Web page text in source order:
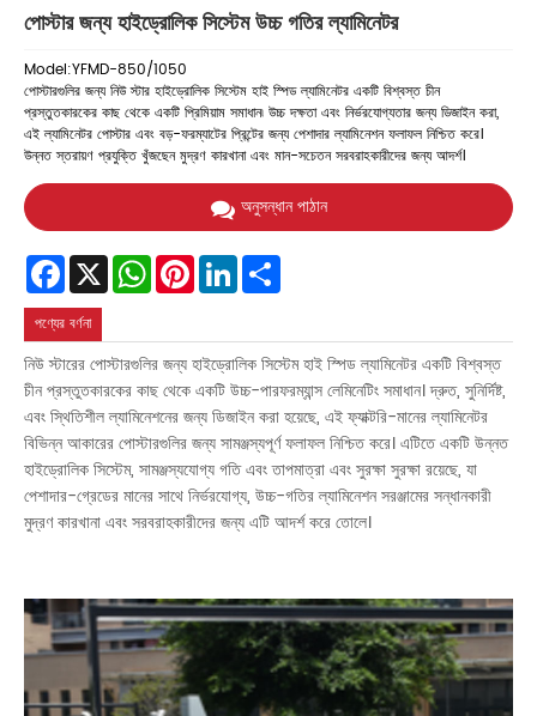
পোস্টার জন্য হাইড্রোলিক সিস্টেম উচ্চ গতির ল্যামিনেটর
Model:YFMD-850/1050
পোস্টারগুলির জন্য নিউ স্টার হাইড্রোলিক সিস্টেম হাই স্পিড ল্যামিনেটর একটি বিশ্বস্ত চীন
প্রস্তুতকারকের কাছ থেকে একটি প্রিমিয়াম সমাধান৷ উচ্চ দক্ষতা এবং নির্ভরযোগ্যতার জন্য ডিজাইন করা,
এই ল্যামিনেটর পোস্টার এবং বড়-ফরম্যাটের প্রিন্টের জন্য পেশাদার ল্যামিনেশন ফলাফল নিশ্চিত করে।
উন্নত স্তরায়ণ প্রযুক্তি খুঁজছেন মুদ্রণ কারখানা এবং মান-সচেতন সরবরাহকারীদের জন্য আদর্শ।
অনুসন্ধান পাঠান
Facebook
X WhatsAppPinterestLinkedIn
পণ্যের বর্ণনা
নিউ স্টারের পোস্টারগুলির জন্য হাইড্রোলিক সিস্টেম হাই স্পিড ল্যামিনেটর একটি বিশ্বস্ত
চীন প্রস্তুতকারকের কাছ থেকে একটি উচ্চ-পারফরম্যান্স লেমিনেটিং সমাধান। দ্রুত, সুনির্দিষ্ট,
এবং স্থিতিশীল ল্যামিনেশনের জন্য ডিজাইন করা হয়েছে, এই ফ্যাক্টরি-মানের ল্যামিনেটর
বিভিন্ন আকারের পোস্টারগুলির জন্য সামঞ্জস্যপূর্ণ ফলাফল নিশ্চিত করে। এটিতে একটি উন্নত
হাইড্রোলিক সিস্টেম, সামঞ্জস্যযোগ্য গতি এবং তাপমাত্রা এবং সুরক্ষা সুরক্ষা রয়েছে, যা
পেশাদার-গ্রেডের মানের সাথে নির্ভরযোগ্য, উচ্চ-গতির ল্যামিনেশন সরঞ্জামের সন্ধানকারী
মুদ্রণ কারখানা এবং সরবরাহকারীদের জন্য এটি আদর্শ করে তোলে।